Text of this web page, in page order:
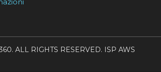
ALL RIGHTS RESERVED. ISP AWS